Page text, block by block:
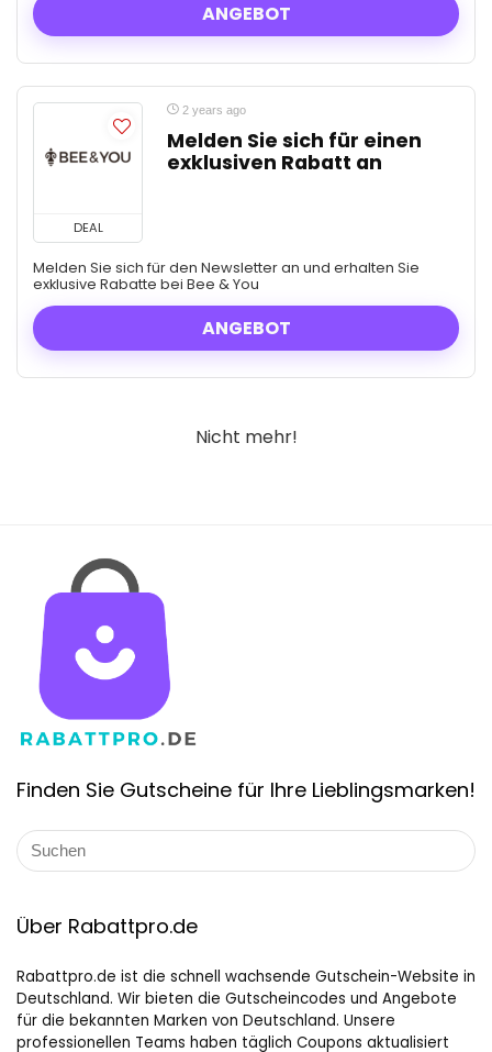
ANGEBOT
DEAL
2 years ago
Melden Sie sich für einen
exklusiven Rabatt an
Melden Sie sich für den Newsletter an und erhalten Sie
exklusive Rabatte bei Bee & You
ANGEBOT
Nicht mehr!
Finden Sie Gutscheine für Ihre Lieblingsmarken!
Über Rabattpro.de
Rabattpro.de ist die schnell wachsende Gutschein-Website in
Deutschland. Wir bieten die Gutscheincodes und Angebote
für die bekannten Marken von Deutschland. Unsere
professionellen Teams haben täglich Coupons aktualisiert